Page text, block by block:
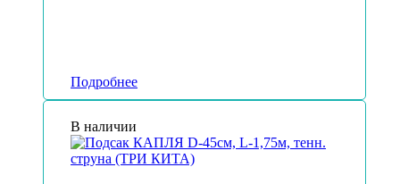
Подробнее
В наличии